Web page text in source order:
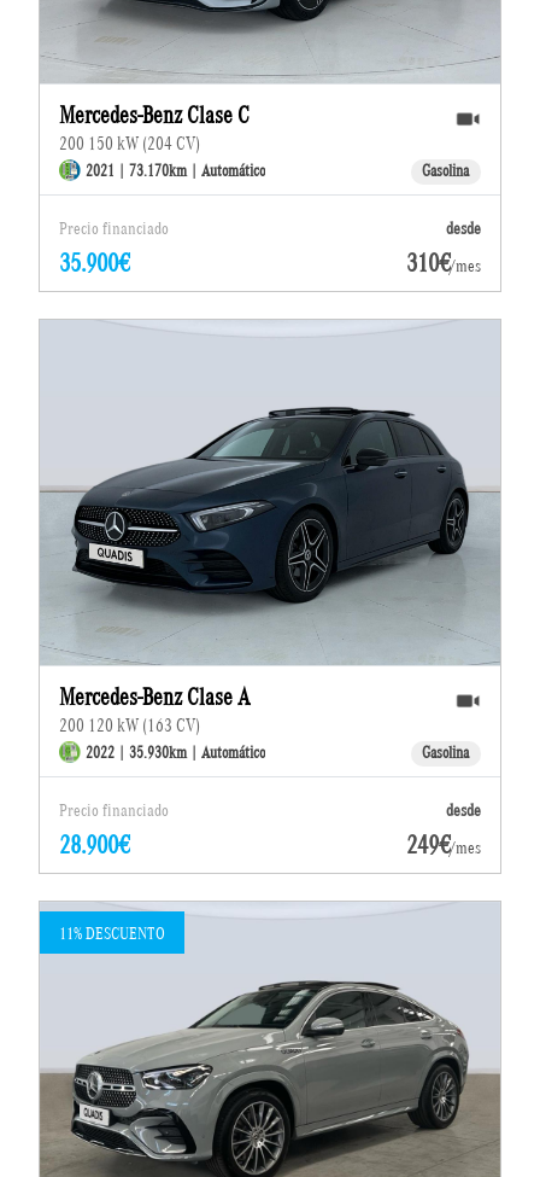
Mercedes-Benz Clase C
200 150 kW (204 CV)
2021 | 73.170km | Automático Gasolina
Precio financiado desde
35.900€ 310€/mes
Mercedes-Benz Clase A
200 120 kW (163 CV)
2022 | 35.930km | Automático Gasolina
Precio financiado desde
28.900€ 249€/mes
11% DESCUENTO